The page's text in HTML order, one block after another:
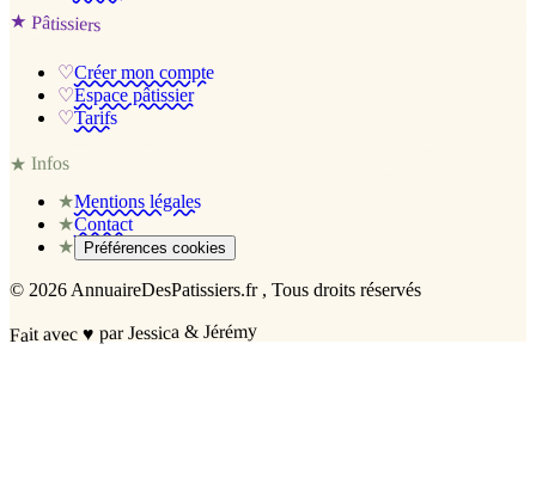
★ Pâtissiers
♡Créer mon compte
♡Espace pâtissier
♡Tarifs
★Infos
★Mentions légales
★Contact
★
Préférences cookies
© 2026 AnnuaireDesPatissiers.fr , Tous droits réservés
Fait avec♥ par Jessica & Jérémy